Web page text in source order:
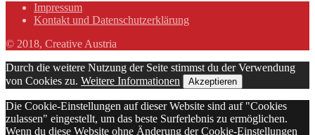
Impressum
Kontakt und Datenschutzerklärung
© 2018, Creative Austria
Durch die weitere Nutzung der Seite stimmst du der Verwendung
von Cookies zu. Weitere Informationen Akzeptieren
Die Cookie-Einstellungen auf dieser Website sind auf "Cookies
zulassen" eingestellt, um das beste Surferlebnis zu ermöglichen.
Wenn du diese Website ohne Änderung der Cookie-Einstellungen